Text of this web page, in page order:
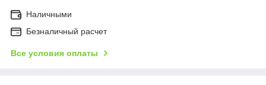
Наличными
Безналичный расчет
Все условия оплаты